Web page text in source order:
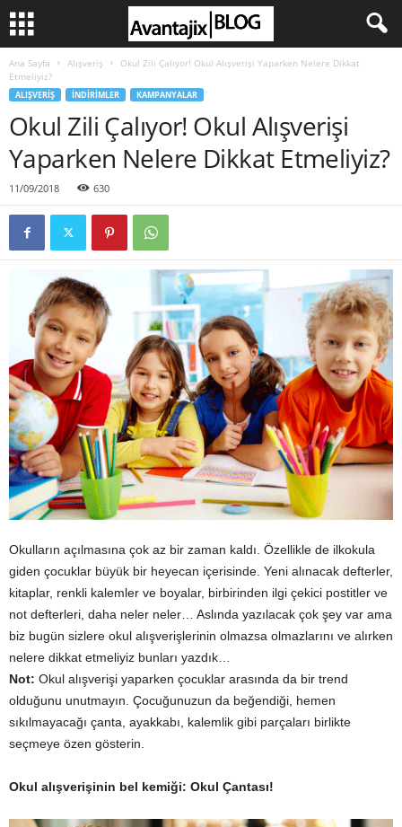
Ana Sayfa Alışveriş
Okul Zili Çalıyor! Okul Alışverişi Yaparken Nelere Dikkat
Etmeliyiz?
ALIŞVERIŞ İNDIRIMLER KAMPANYALAR
Okul Zili Çalıyor! Okul Alışverişi
Yaparken Nelere Dikkat Etmeliyiz?
11/09/2018 630
Okulların açılmasına çok az bir zaman kaldı. Özellikle de ilkokula
giden çocuklar büyük bir heyecan içerisinde. Yeni alınacak defterler,
kitaplar, renkli kalemler ve boyalar, birbirinden ilgi çekici postitler ve
not defterleri, daha neler neler… Aslında yazılacak çok şey var ama
biz bugün sizlere okul alışverişlerinin olmazsa olmazlarını ve alırken
nelere dikkat etmeliyiz bunları yazdık…
Not: Okul alışverişi yaparken çocuklar arasında da bir trend
olduğunu unutmayın. Çocuğunuzun da beğendiği, hemen
sıkılmayacağı çanta, ayakkabı, kalemlik gibi parçaları birlikte
seçmeye özen gösterin.
Okul alışverişinin bel kemiği: Okul Çantası!